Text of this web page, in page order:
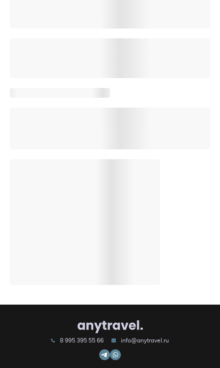
8 995 395 55 66 info@anytravel.ru